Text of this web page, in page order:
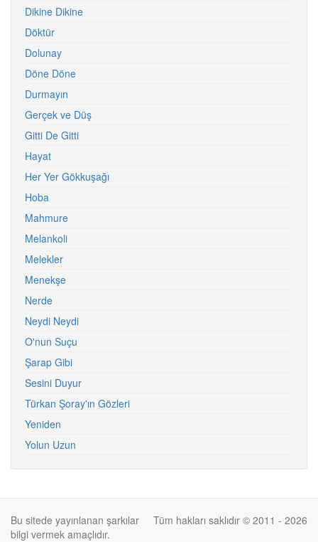
Dikine Dikine
Döktür
Dolunay
Döne Döne
Durmayın
Gerçek ve Düş
Gitti De Gitti
Hayat
Her Yer Gökkuşağı
Hoba
Mahmure
Melankoli
Melekler
Menekşe
Nerde
Neydi Neydi
O'nun Suçu
Şarap Gibi
Sesini Duyur
Türkan Şoray'ın Gözleri
Yeniden
Yolun Uzun
Tüm hakları saklıdır © 2011 - 2026
Bu sitede yayınlanan şarkılar
bilgi vermek amaçlıdır.